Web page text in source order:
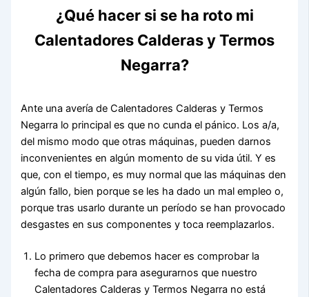
¿Qué hacer si se ha roto mi
Calentadores Calderas y Termos
Negarra?
Ante una avería de Calentadores Calderas y Termos
Negarra lo principal es que no cunda el pánico. Los a/a,
del mismo modo que otras máquinas, pueden darnos
inconvenientes en algún momento de su vida útil. Y es
que, con el tiempo, es muy normal que las máquinas den
algún fallo, bien porque se les ha dado un mal empleo o,
porque tras usarlo durante un período se han provocado
desgastes en sus componentes y toca reemplazarlos.
Lo primero que debemos hacer es comprobar la
fecha de compra para asegurarnos que nuestro
Calentadores Calderas y Termos Negarra no está